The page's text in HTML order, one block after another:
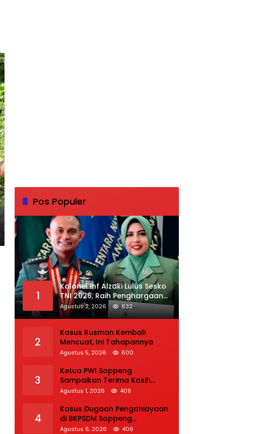
Pos Populer
1
Kolonel Inf Alzaki Lulus Sesko
TNI 2026, Raih Penghargaan
Tulisan Ilmiah dan Jasmani
Terbaik
Agustus 2, 2026 632
2
Kasus Rusman Kembali
Mencuat, Ini Tahapannya
Agustus 5, 2026 600
3
Ketua PWI Soppeng
Sampaikan Terima Kasih
kepada Seluruh Pihak atas
Korban Kecelakaan
Agustus 1, 2026 409
4
Kasus Dugaan Penganiayaan
di BKPSDM Soppeng
Direkonstruksi, Rusman
Agustus 6, 2026 406